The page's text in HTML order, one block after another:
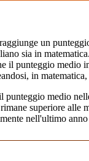
un
sia in
il punteggio medio
in
punteggio medio
superiore alle
nell'ultimo